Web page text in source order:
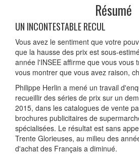
Résumé
UN INCONTESTABLE RECUL
Vous avez le sentiment que votre
que la hausse des prix est sous-
année l'INSEE affirme que vous vous
vous montrer que vous avez raison,
Philippe Herlin a mené un travail
recueillir des séries de prix sur un
2015, dans les catalogues de vente
brochures publicitaires de
spécialisées. Le résultat est sans
Trente Glorieuses, au milieu des
d'achat des Français a diminué.